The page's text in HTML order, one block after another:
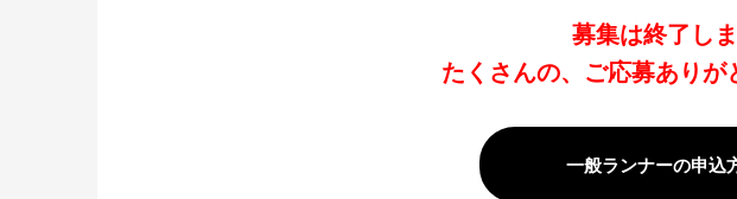
募集は終了しま
たくさんの、ご応募ありが
一般ランナーの申込